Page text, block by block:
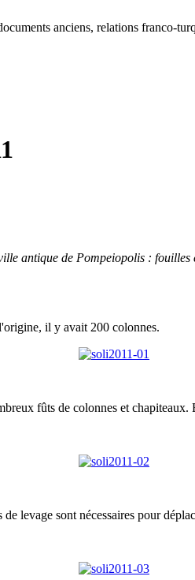
anciens, relations franco-
antique de Pompeiopolis :
il y avait 200 colonnes.
fûts de colonnes et
de levage sont nécessaires pour